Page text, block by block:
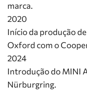
marca.
2020
Início da produção
Oxford com o
2024
Introdução do MINI
Nürburgring.